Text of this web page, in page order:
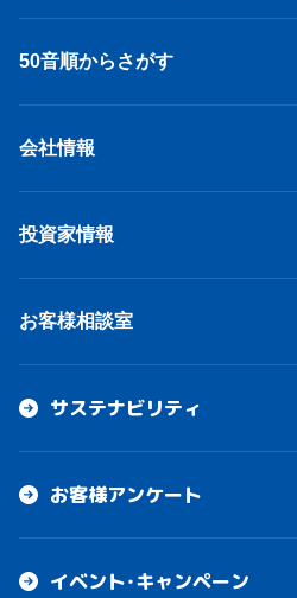
50音順からさがす
会社情報
投資家情報
お客様相談室
サステナビリティ
お客様アンケート
イベント・キャンペーン